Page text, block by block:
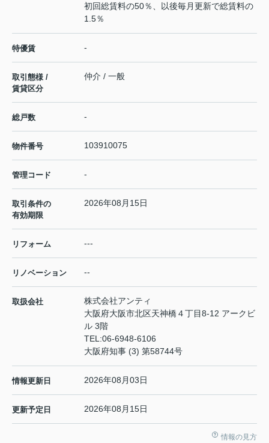
初回総賃料の50％、以後毎月更新で総賃料の
1.5％
特優賃 -
取引態様 /
賃貸区分
仲介 / 一般
総戸数 -
物件番号 103910075
管理コード -
取引条件の
有効期限
2026年08月15日
リフォーム ---
リノベーション --
取扱会社
株式会社アンティ
大阪府大阪市北区天神橋４丁目8-12 アークビ
ル 3階
TEL:06-6948-6106
大阪府知事 (3) 第58744号
情報更新日 2026年08月03日
更新予定日 2026年08月15日
情報の見方